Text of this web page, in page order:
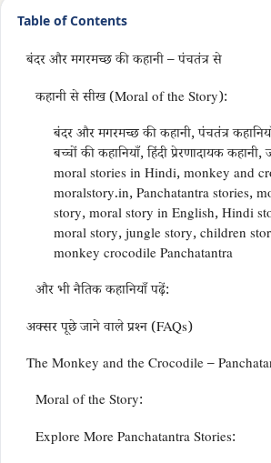
Table of Contents
बंदर और मगरमच्छ की कहानी – पंचतंत्र से
कहानी से सीख (Moral of the Story):
बंदर और मगरमच्छ की कहानी, पंचतंत्र
बच्चों की कहानियाँ, हिंदी प्रेरणादायक कहानी,
moral stories in Hindi, monkey and
moralstory.in, Panchatantra stories,
story, moral story in English, Hindi
moral story, jungle story, children
monkey crocodile Panchatantra
और भी नैतिक कहानियाँ पढ़ें:
अक्सर पूछे जाने वाले प्रश्न (FAQs)
The Monkey and the Crocodile –
Moral of the Story:
Explore More Panchatantra Stories: